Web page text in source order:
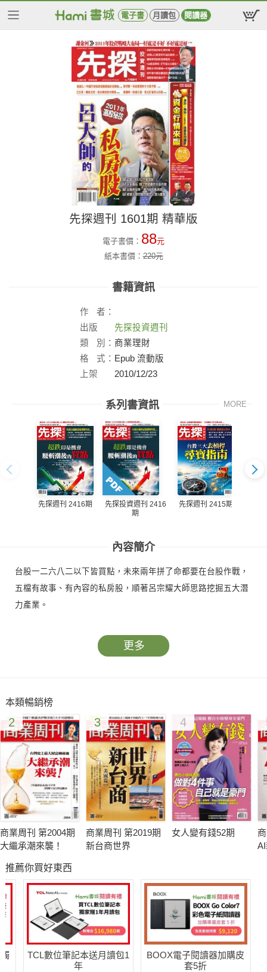
電子書 月讀包 閱讀器
先探週刊 1601期 精華版
電子書價： 88元
紙本書價：220元
書籍資訊
作
者：
出版
社：
先探投資週刊
類
別： 商業理財
格
式： Epub 流動版
上架
2010/12/23
系列書資訊 MORE
先探週刊 2416期
先探投資週刊 2416
期
先探週刊 2415期
內容簡介
台股一二六八二以下皆買點，未來兩年拼了命都要在台股作戰，
五檔有故事、有內容的私房股，順著呂宗耀大師思路挖掘五大潛
力產業。
更多
本類暢銷榜
2
商業周刊 第2004期
大繼承潮來襲！
3
商業周刊 第2019期
新台商世界
4
女人變有錢52期
推薦你買好東西
TCL數位筆記本送月讀包1
年
BOOX電子閱讀器加購皮
套5折